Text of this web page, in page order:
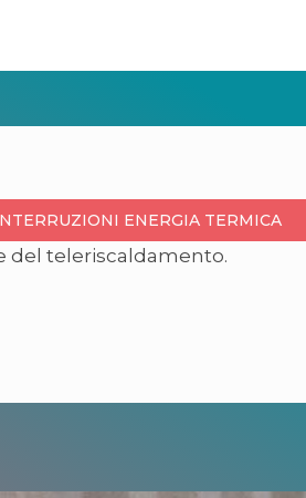
ENERGIA TERMICA
del teleriscaldamento.